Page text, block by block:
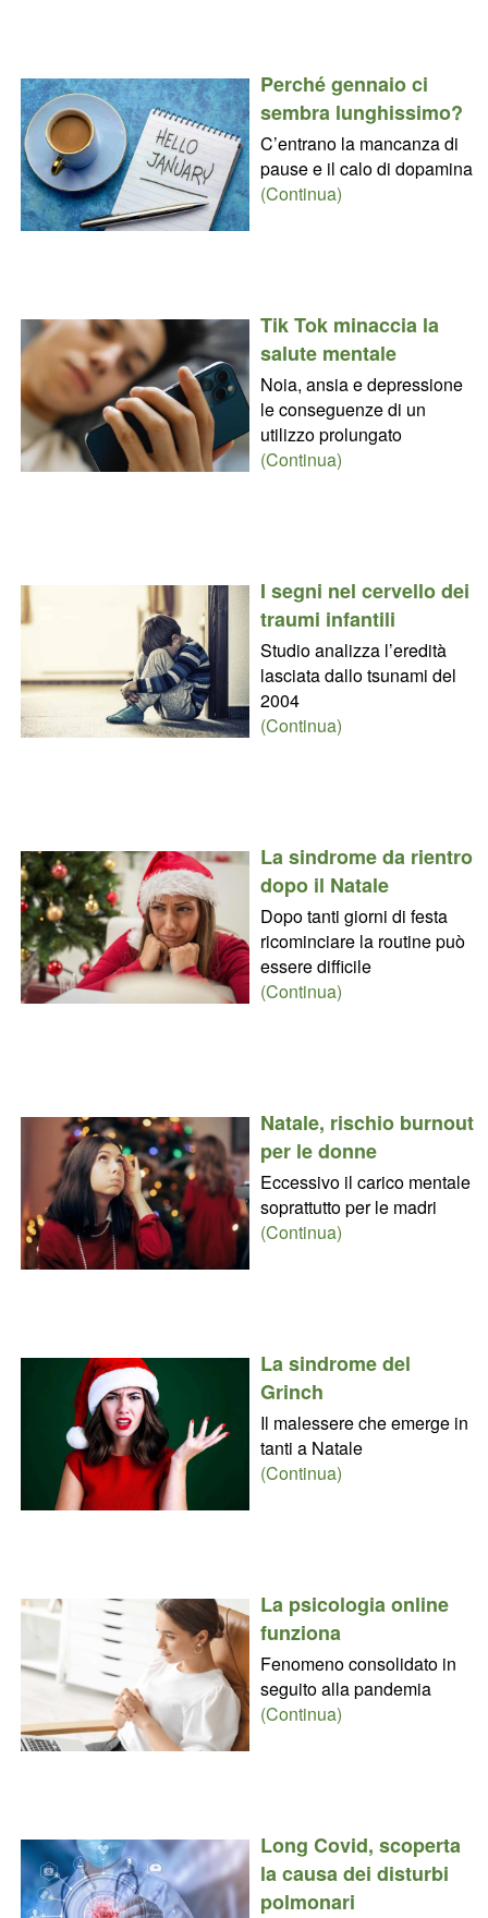
Perché gennaio ci
sembra lunghissimo?
C’entrano la mancanza di
pause e il calo di dopamina
(Continua)
Tik Tok minaccia la
salute mentale
Noia, ansia e depressione
le conseguenze di un
utilizzo prolungato
(Continua)
I segni nel cervello dei
traumi infantili
Studio analizza l’eredità
lasciata dallo tsunami del
2004
(Continua)
La sindrome da rientro
dopo il Natale
Dopo tanti giorni di festa
ricominciare la routine può
essere difficile
(Continua)
Natale, rischio burnout
per le donne
Eccessivo il carico mentale
soprattutto per le madri
(Continua)
La sindrome del
Grinch
Il malessere che emerge in
tanti a Natale
(Continua)
La psicologia online
funziona
Fenomeno consolidato in
seguito alla pandemia
(Continua)
Long Covid, scoperta
la causa dei disturbi
polmonari